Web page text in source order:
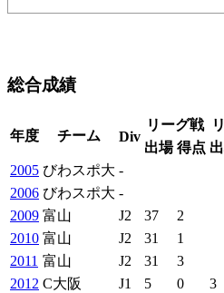
総合成績
年度 チーム Div
リーグ戦
出場 得点
2005 びわスポ大 -
2006 びわスポ大 -
2009 富山 J2 37 2
2010 富山 J2 31 1
2011 富山 J2 31 3
2012 C大阪 J1 5 0 3